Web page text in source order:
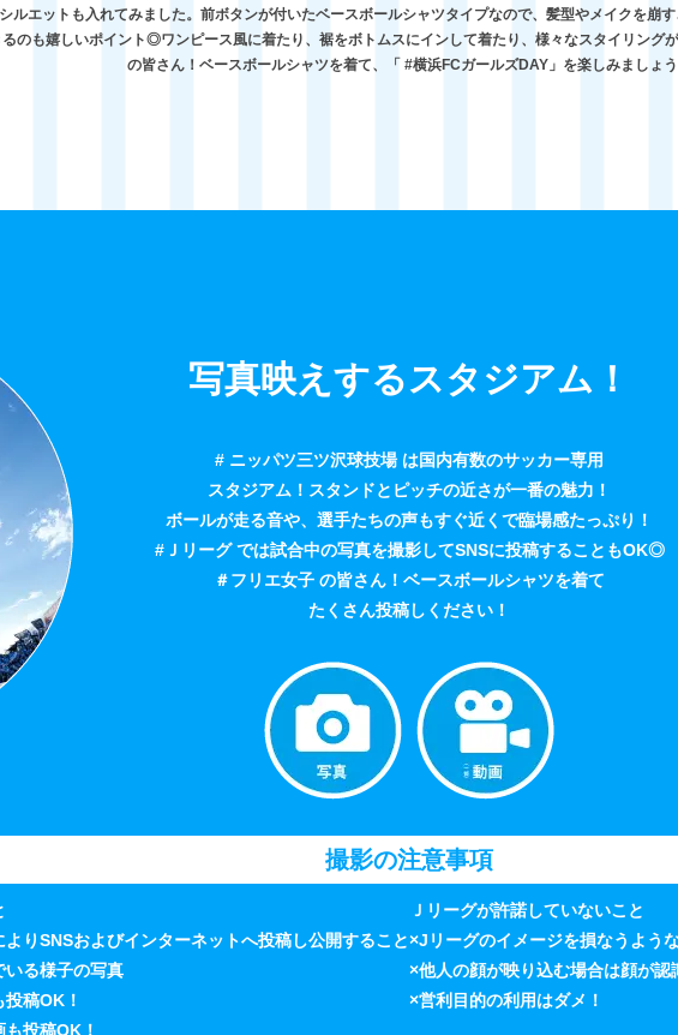
ルエットも入れてみました。前ボタンが付いたベースボールシャツタイプなので、髪型やメイクを崩
のも嬉しいポイント◎ワンピース風に着たり、裾をボトムスにインして着たり、様々なスタイリング
の皆さん！ベースボールシャツを着て、「 #横浜FCガールズDAY」を楽しみましょ
写真映えするスタジアム！
# ニッパツ三ツ沢球技場 は国内有数のサッカー専用
スタジアム！スタンドとピッチの近さが一番の魅力！
ボールが走る音や、選手たちの声もすぐ近くで臨場感たっぷり！
#Ｊリーグ では試合中の写真を撮影してSNSに投稿することもOK◎
＃フリエ女子 の皆さん！ベースボールシャツを着て
たくさん投稿しください！
撮影の注意事項
りSNSおよびインターネットへ投稿し公開すること
いる様子の写真
稿OK！
投稿OK！
Ｊリーグが許諾していないこと
×Jリーグのイメージを損なうよう
×他人の顔が映り込む場合は顔が
×営利目的の利用はダメ！